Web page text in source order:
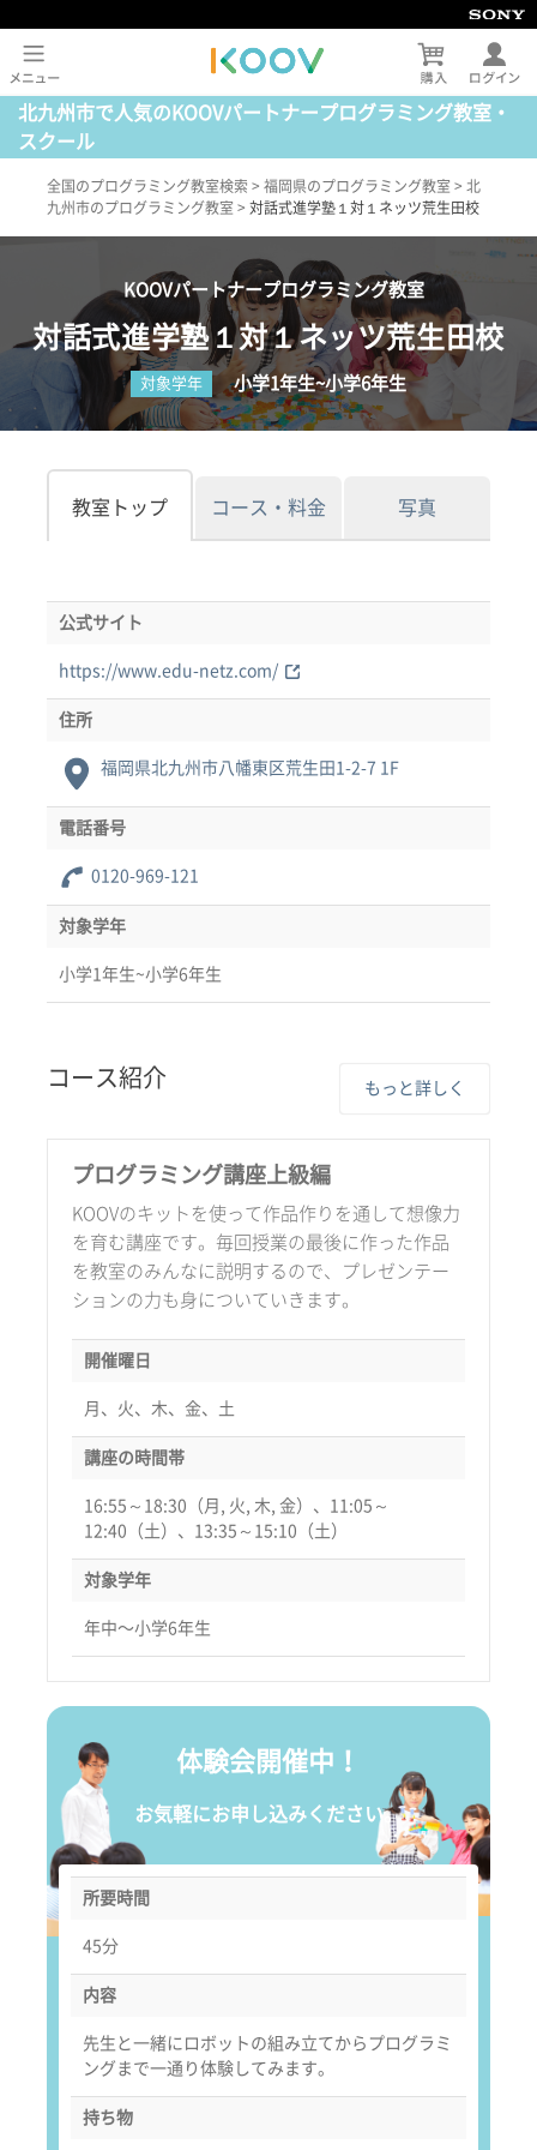
北九州市で人気のKOOVパートナープログラミング教室・
スクール
全国のプログラミング教室検索 > 福岡県のプログラミング教室 > 北
九州市のプログラミング教室 > 対話式進学塾１対１ネッツ荒生田校
KOOVパートナープログラミング教室
対話式進学塾１対１ネッツ荒生田校
対象学年 小学1年生~小学6年生
教室トップ コース・料金 写真
公式サイト
https://www.edu-netz.com/
住所
福岡県北九州市八幡東区荒生田1-2-7 1F
電話番号
0120-969-121
対象学年
小学1年生~小学6年生
コース紹介 もっと詳しく
プログラミング講座上級編
KOOVのキットを使って作品作りを通して想像力
を育む講座です。毎回授業の最後に作った作品
を教室のみんなに説明するので、プレゼンテー
ションの力も身についていきます。
開催曜日
月、火、木、金、土
講座の時間帯
16:55～18:30（月, 火, 木, 金）、11:05～
12:40（土）、13:35～15:10（土）
対象学年
年中〜小学6年生
体験会開催中！
お気軽にお申し込みください。
所要時間
45分
内容
先生と一緒にロボットの組み立てからプログラミ
ングまで一通り体験してみます。
持ち物